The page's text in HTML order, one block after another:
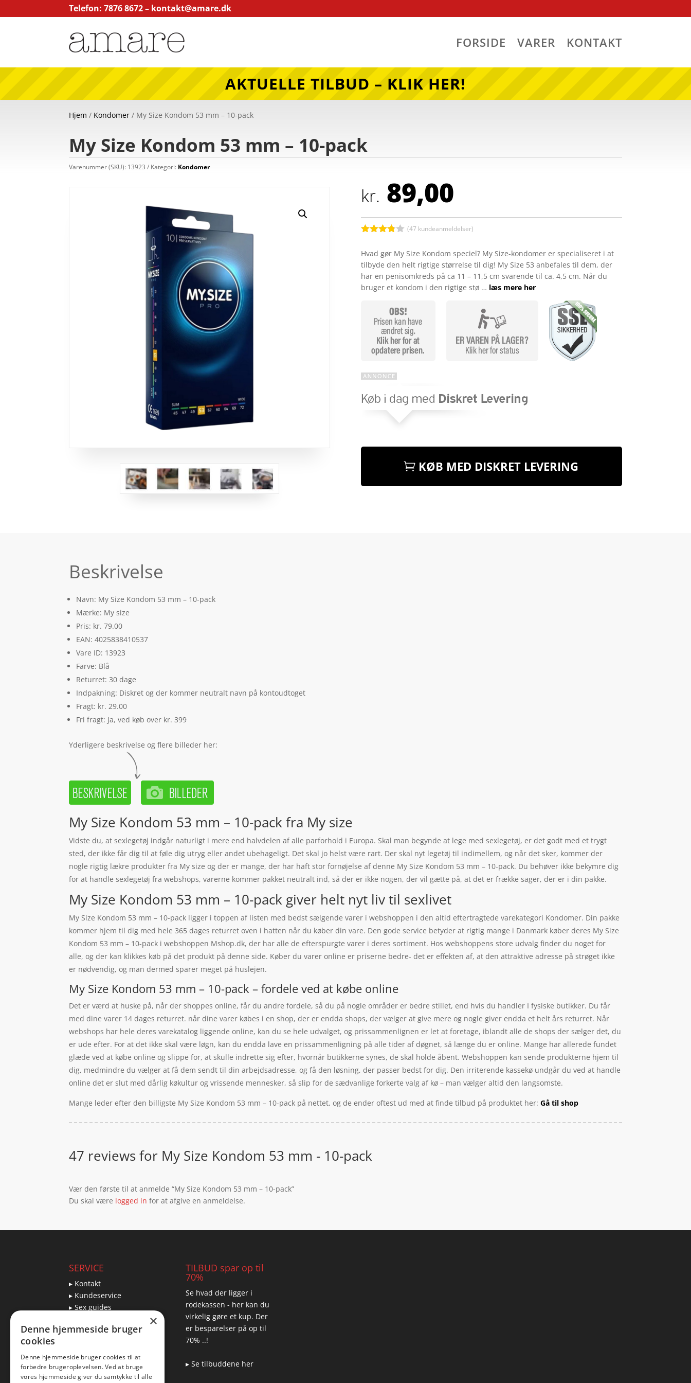
Telefon: 7876 8672 – kontakt@amare.dk
FORSIDE VARER KONTAKT
AKTUELLE TILBUD – KLIK HER!
Hjem / Kondomer / My Size Kondom 53 mm – 10-pack
My Size Kondom 53 mm – 10-pack
Varenummer (SKU): 13923 Kategori: Kondomer
kr. 89,00
ud af 5
baseret
på
kundebed
ømmels
(47 kundeanmeldelser)
Hvad gør My Size Kondom speciel? My Size-kondomer er specialiseret i at
tilbyde den helt rigtige størrelse til dig! My Size 53 anbefales til dem, der
har en penisomkreds på ca 11 – 11,5 cm svarende til ca. 4,5 cm. Når du
bruger et kondom i den rigtige stø … læs mere her
KØB MED DISKRET LEVERING
Beskrivelse
Navn: My Size Kondom 53 mm – 10-pack
Mærke: My size
Pris: kr. 79.00
EAN: 4025838410537
Vare ID: 13923
Farve: Blå
Returret: 30 dage
Indpakning: Diskret og der kommer neutralt navn på kontoudtoget
Fragt: kr. 29.00
Fri fragt: Ja, ved køb over kr. 399
Yderligere beskrivelse og flere billeder her:
My Size Kondom 53 mm – 10-pack fra My size
Vidste du, at sexlegetøj indgår naturligt i mere end halvdelen af alle parforhold i Europa. Skal man begynde at lege med sexlegetøj, er det godt med et trygt
sted, der ikke får dig til at føle dig utryg eller andet ubehageligt. Det skal jo helst være rart. Der skal nyt legetøj til indimellem, og når det sker, kommer der
nogle rigtig lækre produkter fra My size og der er mange, der har haft stor fornøjelse af denne My Size Kondom 53 mm – 10-pack. Du behøver ikke bekymre dig
for at handle sexlegetøj fra webshops, varerne kommer pakket neutralt ind, så der er ikke nogen, der vil gætte på, at det er frække sager, der er i din pakke.
My Size Kondom 53 mm – 10-pack giver helt nyt liv til sexlivet
My Size Kondom 53 mm – 10-pack ligger i toppen af listen med bedst sælgende varer i webshoppen i den altid eftertragtede varekategori Kondomer. Din pakke
kommer hjem til dig med hele 365 dages returret oven i hatten når du køber din vare. Den gode service betyder at rigtig mange i Danmark køber deres My Size
Kondom 53 mm – 10-pack i webshoppen Mshop.dk, der har alle de efterspurgte varer i deres sortiment. Hos webshoppens store udvalg finder du noget for
alle, og der kan klikkes køb på det produkt på denne side. Køber du varer online er priserne bedre- det er effekten af, at den attraktive adresse på strøget ikke
er nødvendig, og man dermed sparer meget på huslejen.
My Size Kondom 53 mm – 10-pack – fordele ved at købe online
Det er værd at huske på, når der shoppes online, får du andre fordele, så du på nogle områder er bedre stillet, end hvis du handler I fysiske butikker. Du får
med dine varer 14 dages returret. når dine varer købes i en shop, der er endda shops, der vælger at give mere og nogle giver endda et helt års returret. Når
webshops har hele deres varekatalog liggende online, kan du se hele udvalget, og prissammenlignen er let at foretage, iblandt alle de shops der sælger det, du
er ude efter. For at det ikke skal være løgn, kan du endda lave en prissammenligning på alle tider af døgnet, så længe du er online. Mange har allerede fundet
glæde ved at købe online og slippe for, at skulle indrette sig efter, hvornår butikkerne synes, de skal holde åbent. Webshoppen kan sende produkterne hjem til
dig, medmindre du vælger at få dem sendt til din arbejdsadresse, og få den løsning, der passer bedst for dig. Den irriterende kassekø undgår du ved at handle
online det er slut med dårlig køkultur og vrissende mennesker, så slip for de sædvanlige forkerte valg af kø – man vælger altid den langsomste.
Mange leder efter den billigste My Size Kondom 53 mm – 10-pack på nettet, og de ender oftest ud med at finde tilbud på produktet her:Gå til shop
47 reviews for My Size Kondom 53 mm - 10-pack
Vær den første til at anmelde “My Size Kondom 53 mm – 10-pack”
Du skal være logged in for at afgive en anmeldelse.
SERVICE
▸ Kontakt
▸ Kundeservice
▸ Sex guides
▸ Returnering
Blog
TILBUD spar op til
70%
Se hvad der ligger i
rodekassen - her kan du
virkelig gøre et kup. Der
er besparelser på op til
70% ..!
▸ Se tilbuddene her
×
Denne hjemmeside bruger
cookies
Denne hjemmeside bruger cookies til at
forbedre brugeroplevelsen. Ved at bruge
vores hjemmeside giver du samtykke til alle